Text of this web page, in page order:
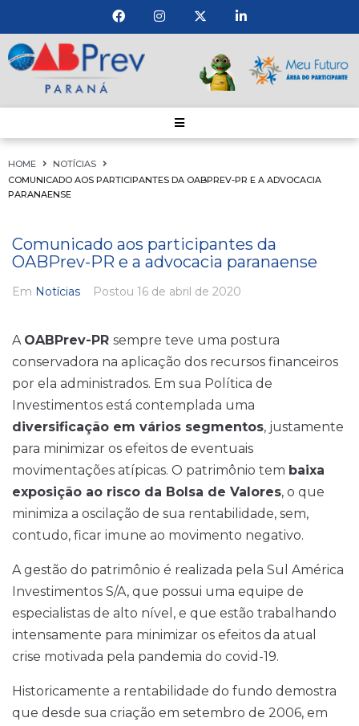
HOME
NOTÍCIAS
COMUNICADO AOS PARTICIPANTES DA OABPREV-PR E A ADVOCACIA
PARANAENSE
Comunicado aos participantes da
OABPrev-PR e a advocacia paranaense
Em Notícias Postou 16 de abril de 2020
A OABPrev-PR sempre teve uma postura
conservadora na aplicação dos recursos financeiros
por ela administrados. Em sua Política de
Investimentos está contemplada uma
diversificação em vários segmentos, justamente
para minimizar os efeitos de eventuais
movimentações atípicas. O patrimônio tem baixa
exposição ao risco da Bolsa de Valores, o que
minimiza a oscilação de sua rentabilidade, sem,
contudo, ficar imune ao movimento negativo.
A gestão do patrimônio é realizada pela Sul América
Investimentos S/A, que possui uma equipe de
especialistas de alto nível, e que estão trabalhando
intensamente para minimizar os efeitos da atual
crise motivada pela pandemia do covid-19.
Historicamente a rentabilidade do fundo demostra
que desde sua criação em setembro de 2006, em